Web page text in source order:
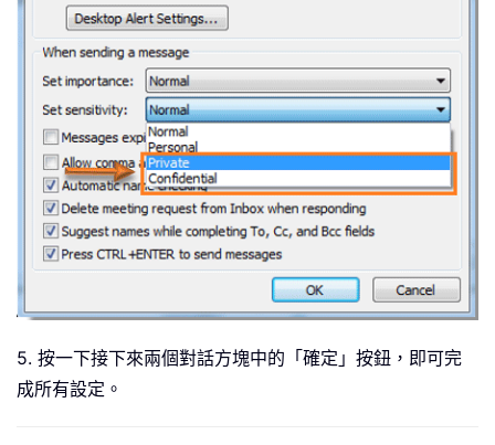
5. 按一下接下來兩個對話方塊中的「確定」按鈕，即可完
成所有設定。